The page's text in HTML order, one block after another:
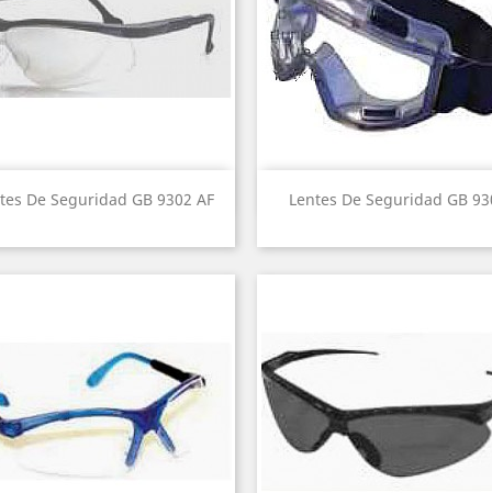
De Seguridad GB 9302 AF
Vista rápida Lentes De Seguridad GB
Vista rápida